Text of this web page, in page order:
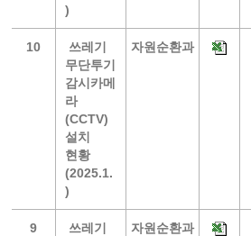
)
10
쓰레기
무단투기
감시카메
라
(CCTV)
설치
현황
(2025.1.
)
자원순환과
9
쓰레기
자원순환과